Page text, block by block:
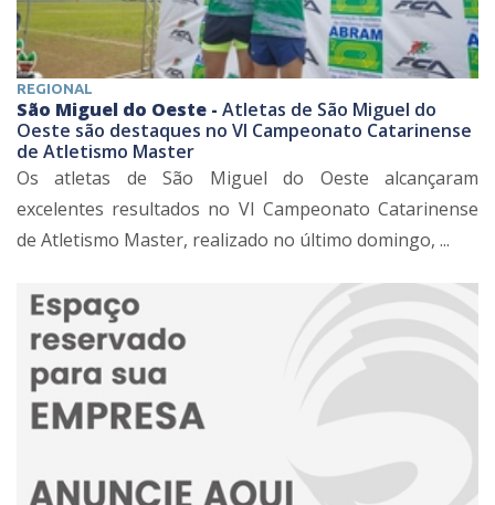
REGIONAL
São Miguel do Oeste - Atletas de São Miguel do
Oeste são destaques no VI Campeonato Catarinense
de Atletismo Master
Os atletas de São Miguel do Oeste alcançaram
excelentes resultados no VI Campeonato Catarinense
de Atletismo Master, realizado no último domingo, ...